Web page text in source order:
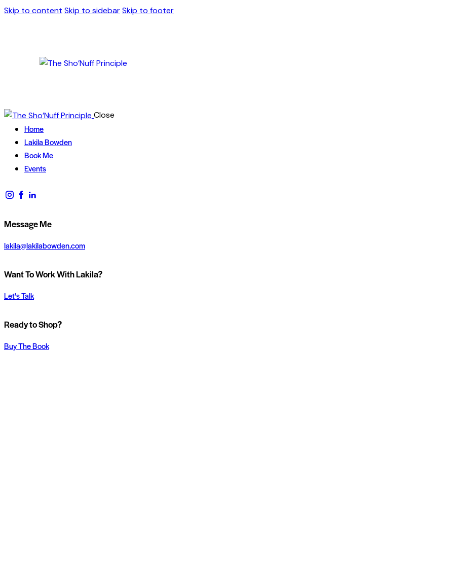
Skip to content Skip to sidebarSkip to footer
Close
Home
Lakila Bowden
Book Me
Events
Message Me
lakila@lakilabowden.com
Want To Work With Lakila?
Let's Talk
Ready to Shop?
Buy The Book